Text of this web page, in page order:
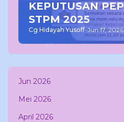
KEPUTUSAN
STPM 2025
Cg Hidayah Yusoff-Jun 17, 2026
Jun 2026
Mei 2026
April 2026